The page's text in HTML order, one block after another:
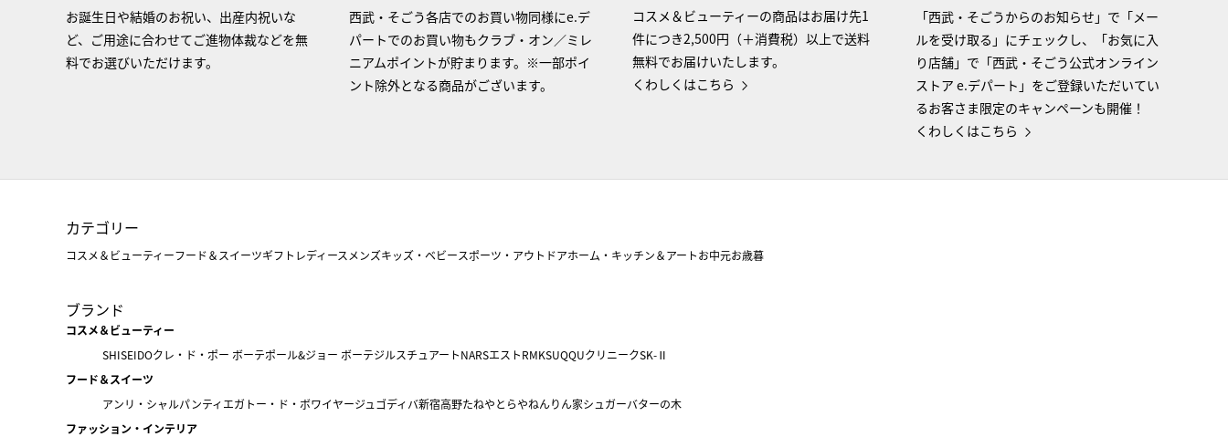
お誕生日や結婚のお祝い、出産内祝いな
ど、ご用途に合わせてご進物体裁などを無
料でお選びいただけます。
西武・そごう各店でのお買い物同様にe.デ
パートでのお買い物もクラブ・オン／ミレ
ニアムポイントが貯まります。※一部ポイ
ント除外となる商品がございます。
コスメ＆ビューティーの商品はお届け先1
件につき2,500円（＋消費税）以上で送料
無料でお届けいたします。
くわしくはこちら
「西武・そごうからのお知らせ」で「メー
ルを受け取る」にチェックし、「お気に入
り店舗」で「西武・そごう公式オンライン
ストア e.デパート」をご登録いただいてい
るお客さま限定のキャンペーンも開催！
くわしくはこちら
カテゴリー
コスメ＆ビューティーフード＆スイーツギフト レディース メンズキッズ・ベビースポーツ・アウトドアホーム・キッチン＆アートお中元お歳暮
ブランド
コスメ＆ビューティー
SHISEIDOクレ・ド・ポー ボーテポール&ジョー ボーテジルスチュアートNARSエストRMKSUQQUクリニークSK-Ⅱ
フード＆スイーツ
アンリ・シャルパンティエガトー・ド・ボワイヤージュ ゴディバ新宿高野たねやとらやねんりん家シュガーバターの木
ファッション・インテリア